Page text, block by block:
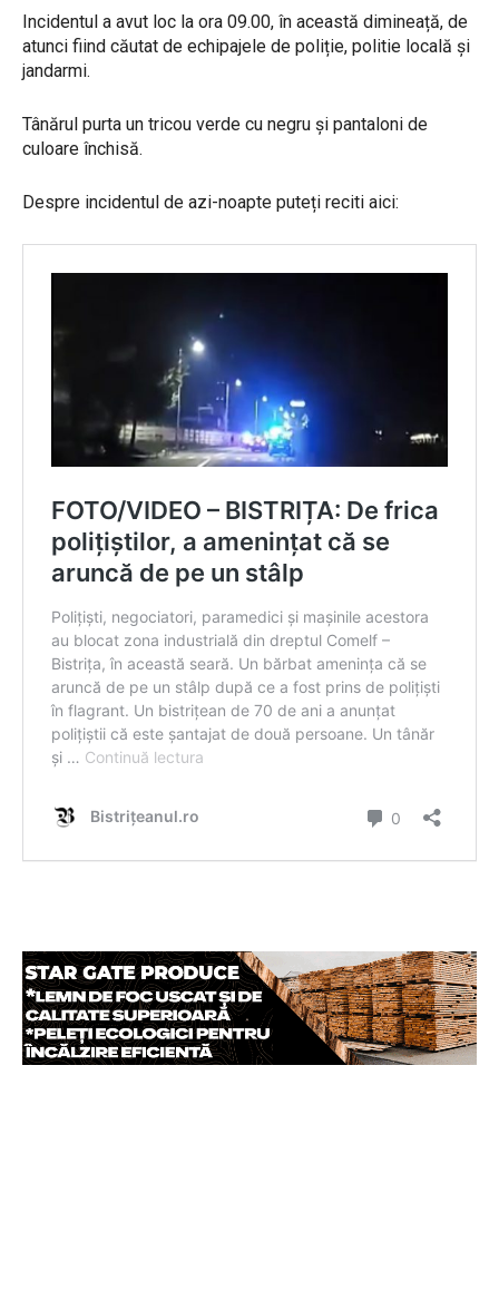
Incidentul a avut loc la ora 09.00, în această dimineață, de
atunci fiind căutat de echipajele de poliție, politie locală și
jandarmi.
Tânărul purta un tricou verde cu negru și pantaloni de
culoare închisă.
Despre incidentul de azi-noapte puteți reciti aici: